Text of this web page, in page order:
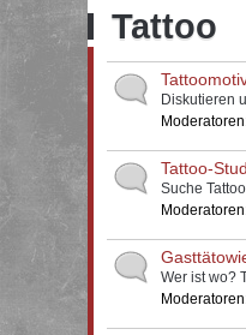
Tattoo
Diskutieren
Tattoo-
Suche
Wer ist wo?